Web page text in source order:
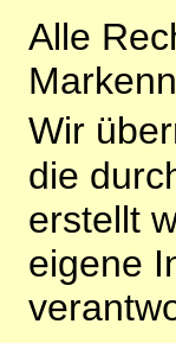
Alle
Wir
die
erstellt
eigene